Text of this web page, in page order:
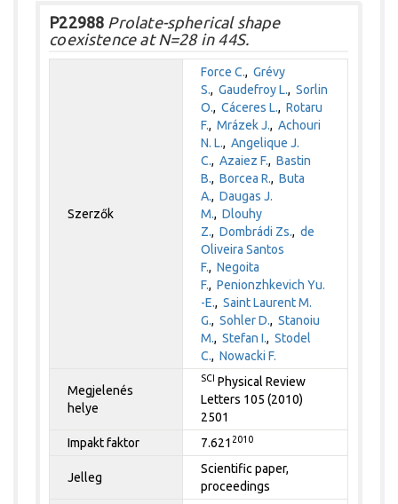
P22988 Prolate-spherical shape
coexistence at N=28 in 44S.
Szerzők
Force C.,Grévy
S.,Gaudefroy L.,Sorlin
O.,Cáceres L.,Rotaru
F.,Mrázek J.,Achouri
N. L.,Angelique J.
C.,Azaiez F.,Bastin
B.,Borcea R.,Buta
A.,Daugas J.
M.,Dlouhy
Z.,Dombrádi Zs.,de
Oliveira Santos
F.,Negoita
F.,Penionzhkevich Yu.
-E.,Saint Laurent M.
G.,Sohler D.,Stanoiu
M.,Stefan I.,Stodel
C.,Nowacki F.
Megjelenés
helye
SCI Physical Review
Letters 105 (2010)
2501
Impakt faktor
7.621 2010
Jelleg
Scientific paper,
proceedings